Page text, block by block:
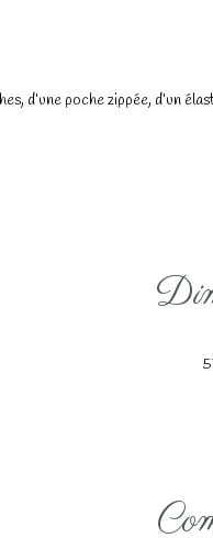
d’une poche zippée, d’un